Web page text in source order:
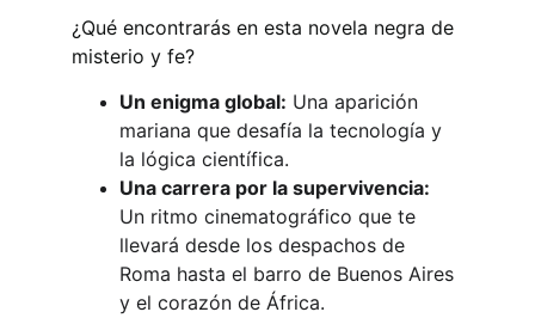
¿Qué encontrarás en esta novela negra de
misterio y fe?
Un enigma global: Una aparición
mariana que desafía la tecnología y
la lógica científica.
Una carrera por la supervivencia:
Un ritmo cinematográfico que te
llevará desde los despachos de
Roma hasta el barro de Buenos Aires
y el corazón de África.